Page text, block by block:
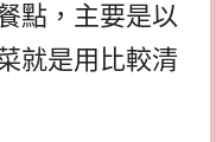
點，主要是以
就是用比較清